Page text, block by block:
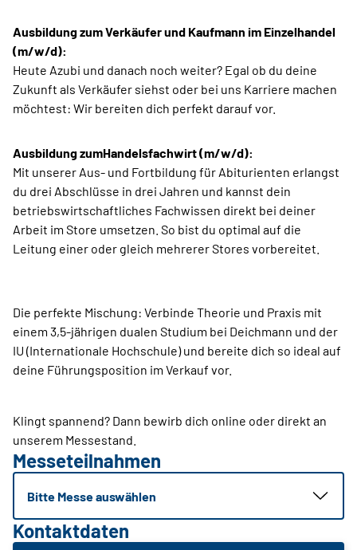
Ausbildung zum Verkäufer und Kaufmann im Einzelhandel
(m/w/d):
Heute Azubi und danach noch weiter? Egal ob du deine
Zukunft als Verkäufer siehst oder bei uns Karriere machen
möchtest: Wir bereiten dich perfekt darauf vor.
Ausbildung zumHandelsfachwirt (m/w/d):
Mit unserer Aus- und Fortbildung für Abiturienten erlangst
du drei Abschlüsse in drei Jahren und kannst dein
betriebswirtschaftliches Fachwissen direkt bei deiner
Arbeit im Store umsetzen. So bist du optimal auf die
Leitung einer oder gleich mehrerer Stores vorbereitet.
Die perfekte Mischung: Verbinde Theorie und Praxis mit
einem 3,5-jährigen dualen Studium bei Deichmann und der
IU (Internationale Hochschule) und bereite dich so ideal auf
deine Führungsposition im Verkauf vor.
Klingt spannend? Dann bewirb dich online oder direkt an
unserem Messestand.
Messeteilnahmen
Bitte Messe auswählen
Kontaktdaten